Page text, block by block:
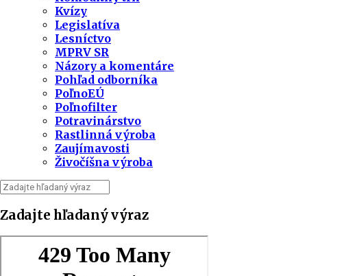
Kvízy
Legislatíva
Lesníctvo
MPRV SR
Názory a komentáre
Pohľad odborníka
PoľnoEÚ
Poľnofilter
Potravinárstvo
Rastlinná výroba
Zaujímavosti
Živočíšna výroba
Zadajte hľadaný výraz